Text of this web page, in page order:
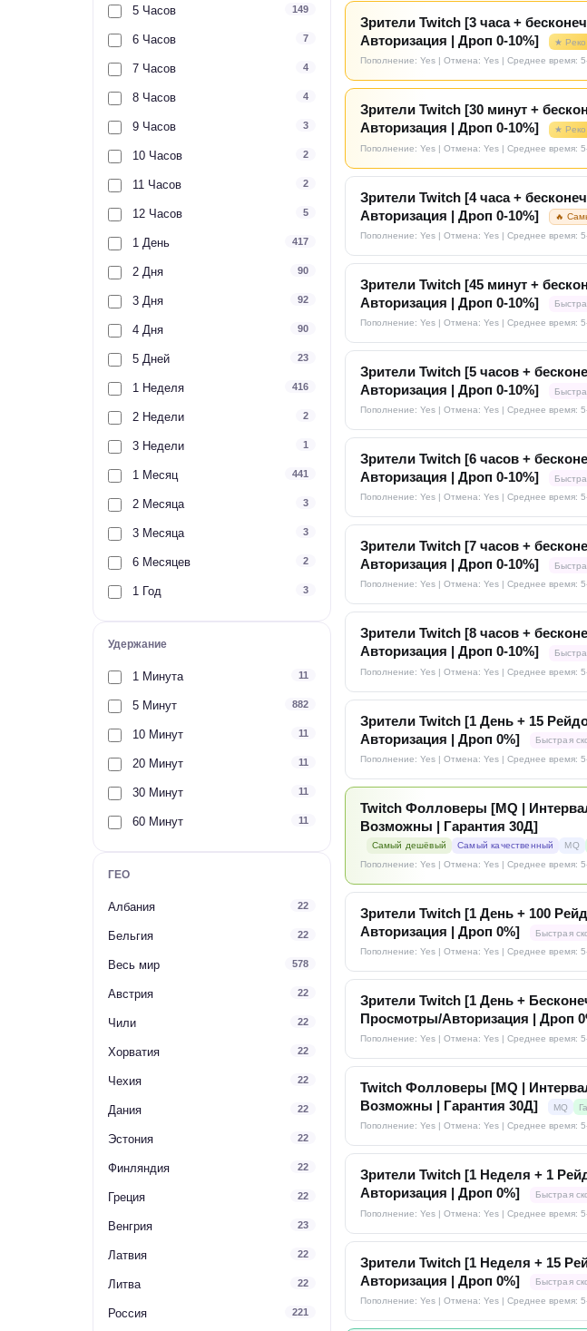
5 Часов 149
6 Часов 7
7 Часов 4
8 Часов 4
9 Часов 3
10 Часов 2
11 Часов 2
12 Часов 5
1 День 417
2 Дня 90
3 Дня 92
4 Дня 90
5 Дней 23
1 Неделя 416
2 Недели 2
3 Недели 1
1 Месяц 441
2 Месяца 3
3 Месяца 3
6 Месяцев 2
1 Год 3
Удержание
1 Минута 11
5 Минут 882
10 Минут 11
20 Минут 11
30 Минут 11
60 Минут 11
ГЕО
Албания 22
Бельгия 22
Весь мир 578
Австрия 22
Чили 22
Хорватия 22
Чехия 22
Дания 22
Эстония 22
Финляндия 22
Греция 22
Венгрия 23
Латвия 22
Литва 22
Россия 221
Зрители Twitch [3 часа +
Авторизация | Дроп 0-10%]
★
Пополнение: Yes | Отмена: Yes | Среднее время:
Зрители Twitch [30 минут +
Авторизация | Дроп 0-10%]
★
Пополнение: Yes | Отмена: Yes | Среднее время:
Зрители Twitch [4 часа +
Авторизация | Дроп 0-10%]
🔥
Пополнение: Yes | Отмена: Yes | Среднее время:
Зрители Twitch [45 минут +
Авторизация | Дроп 0-10%]
Пополнение: Yes | Отмена: Yes | Среднее время:
Зрители Twitch [5 часов +
Авторизация | Дроп 0-10%]
Пополнение: Yes | Отмена: Yes | Среднее время:
Зрители Twitch [6 часов +
Авторизация | Дроп 0-10%]
Пополнение: Yes | Отмена: Yes | Среднее время:
Зрители Twitch [7 часов +
Авторизация | Дроп 0-10%]
Пополнение: Yes | Отмена: Yes | Среднее время:
Зрители Twitch [8 часов +
Авторизация | Дроп 0-10%]
Пополнение: Yes | Отмена: Yes | Среднее время:
Зрители Twitch [1 День + 15
Авторизация | Дроп 0%]
Быстрая
Пополнение: Yes | Отмена: Yes | Среднее время:
Twitch Фолловеры [MQ |
Возможны | Гарантия 30Д]
Самый дешёвый Самый качественный MQ
Пополнение: Yes | Отмена: Yes | Среднее время:
Зрители Twitch [1 День + 100
Авторизация | Дроп 0%]
Быстрая
Пополнение: Yes | Отмена: Yes | Среднее время:
Зрители Twitch [1 День +
Просмотры/Авторизация | Дроп
Пополнение: Yes | Отмена: Yes | Среднее время:
Twitch Фолловеры [MQ |
Возможны | Гарантия 30Д]
MQ
Пополнение: Yes | Отмена: Yes | Среднее время:
Зрители Twitch [1 Неделя + 1
Авторизация | Дроп 0%]
Быстрая
Пополнение: Yes | Отмена: Yes | Среднее время:
Зрители Twitch [1 Неделя + 15
Авторизация | Дроп 0%]
Быстрая
Пополнение: Yes | Отмена: Yes | Среднее время: